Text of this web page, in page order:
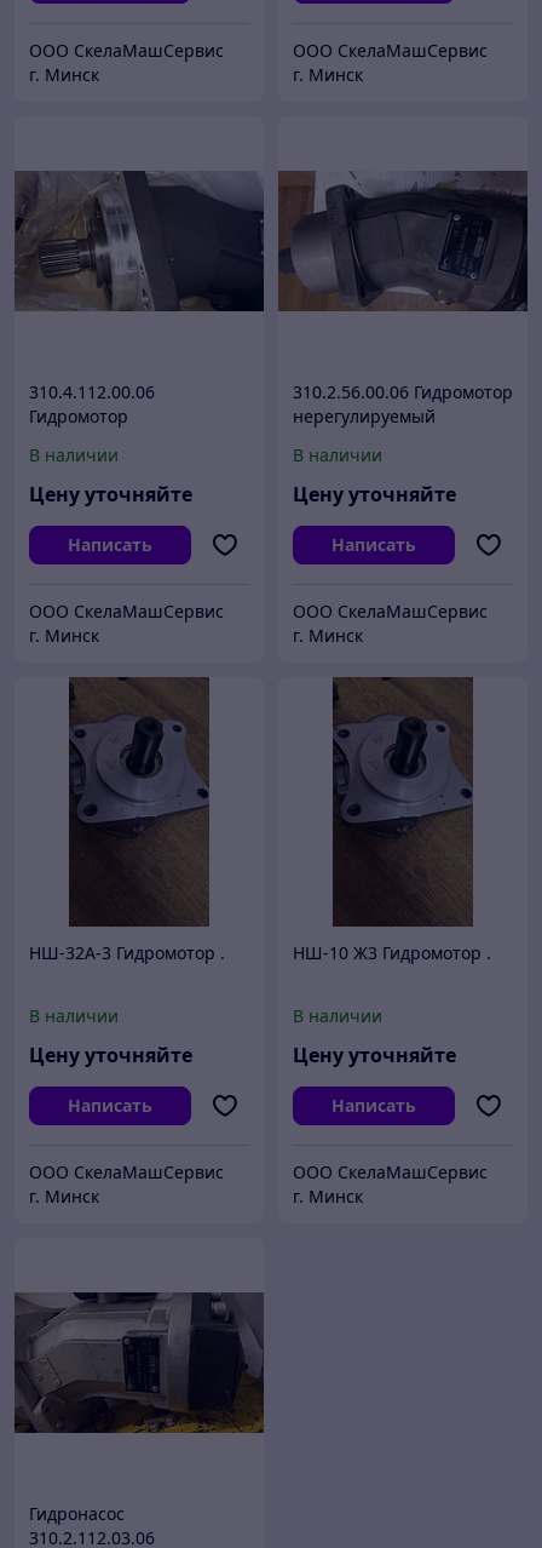
ООО СкелаМашСервис
г. Минск
ООО СкелаМашСервис
г. Минск
310.4.112.00.06
Гидромотор
В наличии
Цену уточняйте
Написать
ООО СкелаМашСервис
г. Минск
310.2.56.00.06 Гидромотор
нерегулируемый
В наличии
Цену уточняйте
Написать
ООО СкелаМашСервис
г. Минск
НШ-32А-3 Гидромотор .
В наличии
Цену уточняйте
Написать
ООО СкелаМашСервис
г. Минск
НШ-10 Ж3 Гидромотор .
В наличии
Цену уточняйте
Написать
ООО СкелаМашСервис
г. Минск
Гидронасос
310.2.112.03.06